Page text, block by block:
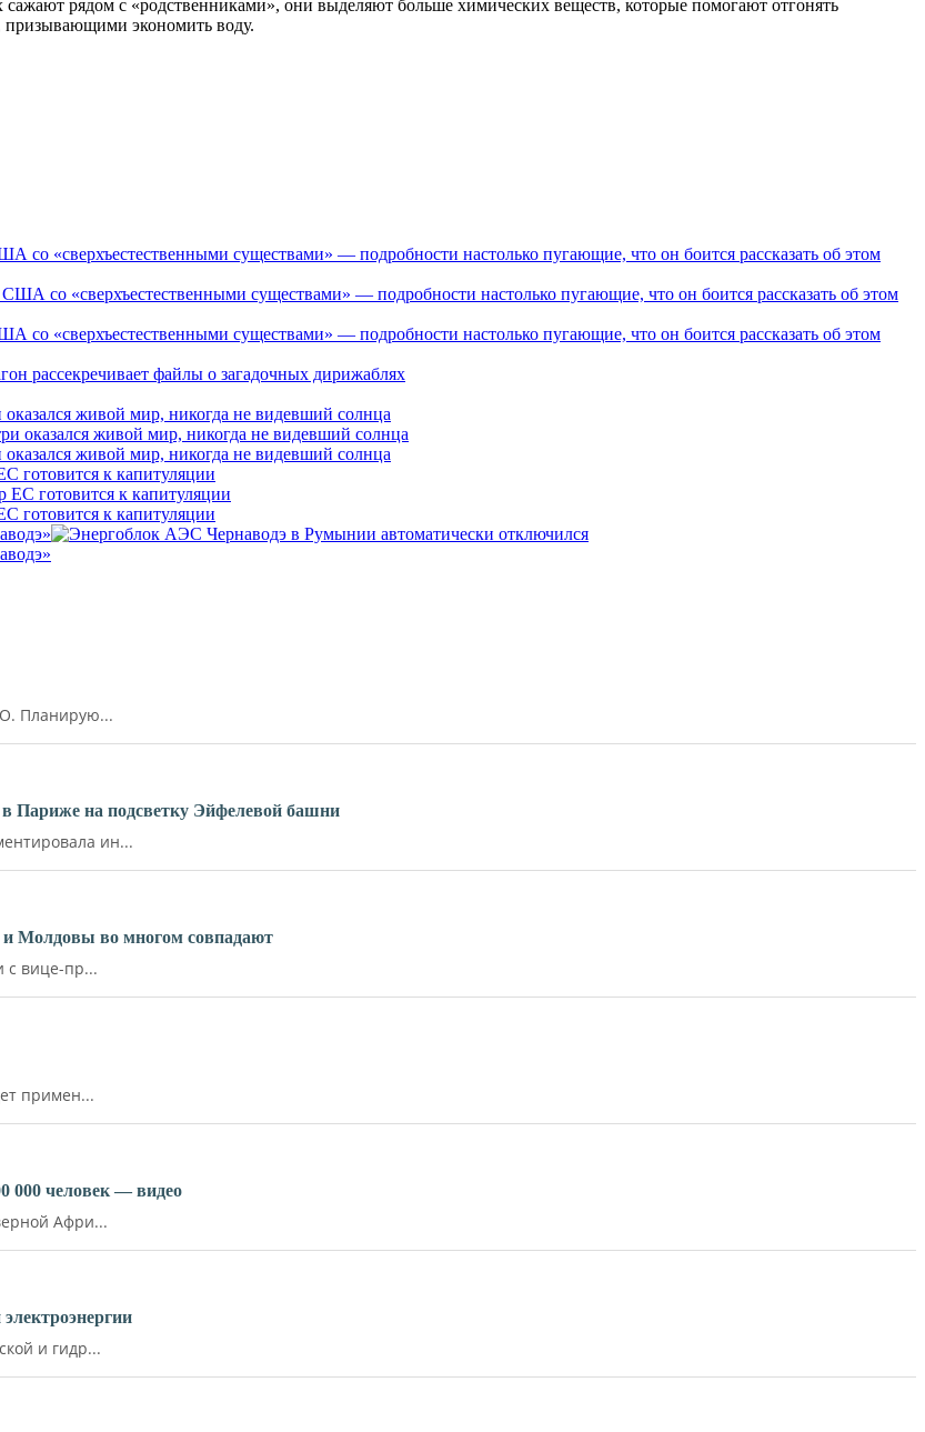
рядом с «родственниками», они выделяют больше химических веществ, которые помогают отгонять
призывающими экономить воду.
со «сверхъестественными существами» — подробности настолько пугающие, что он боится рассказать об этом
со «сверхъестественными существами» — подробности настолько пугающие, что он боится рассказать об этом
живой мир, никогда не видевший солнца
живой мир, никогда не видевший солнца
готовится к капитуляции
готовится к капитуляции
Планирую...
Париже на подсветку Эйфелевой башни
ин...
Молдовы во многом совпадают
с вице-пр...
примен...
000 человек — видео
Афри...
и гидр...